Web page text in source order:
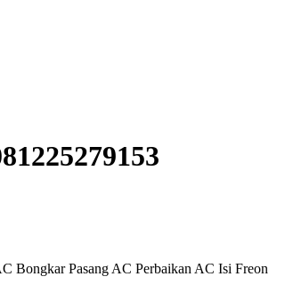
Bongkar Pasang AC Perbaikan AC Isi Freon